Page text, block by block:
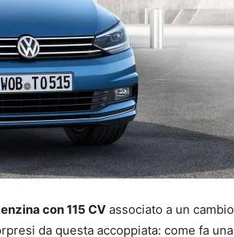
con 115 CV associato a un cambio
da questa accoppiata: come fa una